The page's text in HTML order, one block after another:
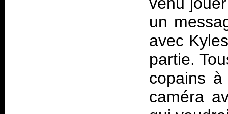
un
avec
partie.
copains
caméra